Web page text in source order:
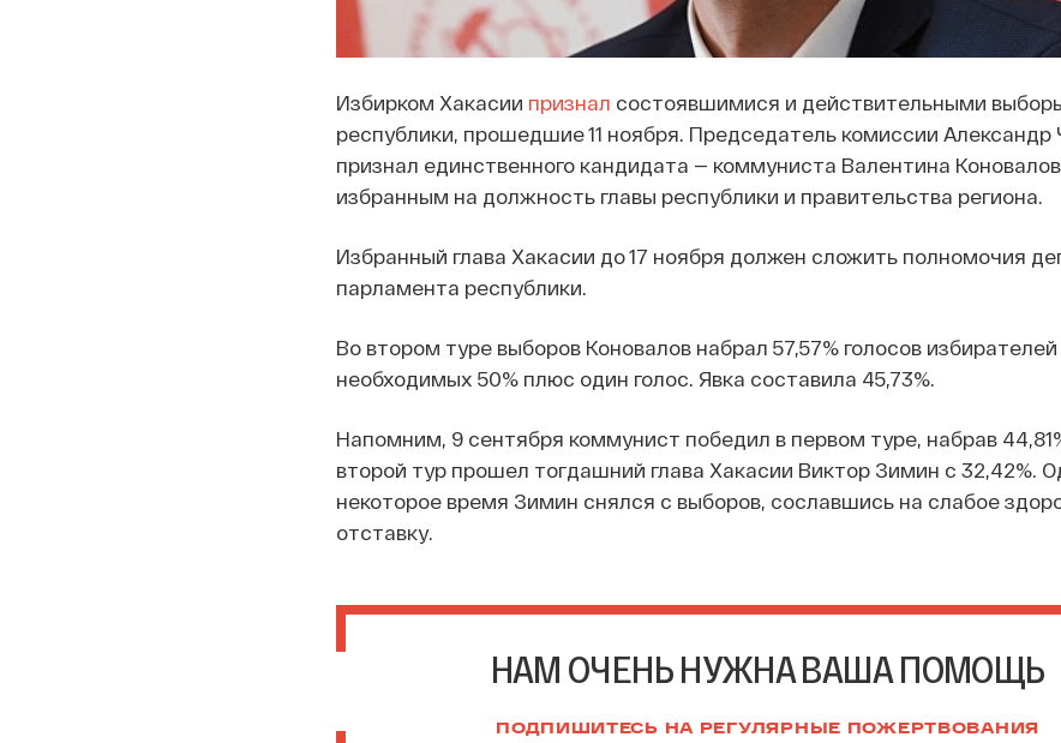
Избирком Хакасии признал состоявшимися и действительными
республики, прошедшие 11 ноября. Председатель комиссии Александр
признал единственного кандидата — коммуниста Валентина
избранным на должность главы республики и правительства региона.
Избранный глава Хакасии до 17 ноября должен сложить полномочия
парламента республики.
Во втором туре выборов Коновалов набрал 57,57% голосов
необходимых 50% плюс один голос. Явка составила 45,73%.
Напомним, 9 сентября коммунист победил в первом туре, набрав
второй тур прошел тогдашний глава Хакасии Виктор Зимин с 32,42%.
некоторое время Зимин снялся с выборов, сославшись на слабое
отставку.
НАМ ОЧЕНЬ НУЖНА ВАША ПОМОЩЬ
ПОДПИШИТЕСЬ НА РЕГУЛЯРНЫЕ ПОЖЕРТВОВАНИЯ